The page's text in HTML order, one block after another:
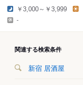
￥3,000～￥3,999
-
関連する検索条件
新宿 居酒屋